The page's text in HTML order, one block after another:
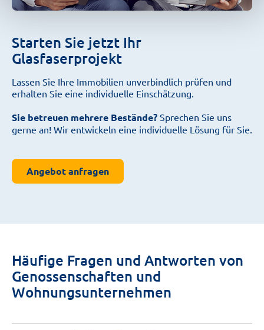
Starten Sie jetzt Ihr
Glasfaserprojekt
Lassen Sie Ihre Immobilien unverbindlich prüfen und
erhalten Sie eine individuelle Einschätzung.
Sie betreuen mehrere Bestände? Sprechen Sie uns
gerne an! Wir entwickeln eine individuelle Lösung für Sie.
Angebot anfragen
Häufige Fragen und Antworten von
Genossenschaften und
Wohnungsunternehmen